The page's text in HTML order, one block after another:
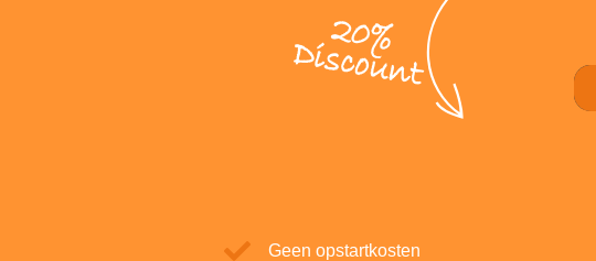
20%
Discount
Geen opstartkosten